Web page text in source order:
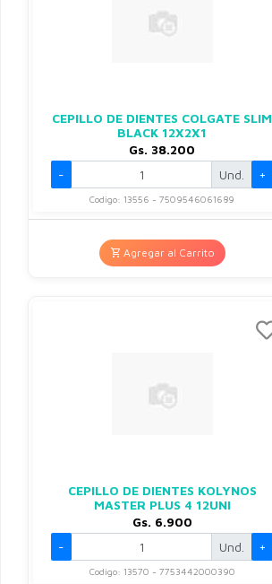
CEPILLO DE DIENTES COLGATE SLIM
BLACK 12X2X1
Gs. 38.200
-
Und. +
Codigo: 13556 - 7509546061689
Agregar al Carrito
CEPILLO DE DIENTES KOLYNOS
MASTER PLUS 4 12UNI
Gs. 6.900
-
Und. +
Codigo: 13570 - 7753442000390